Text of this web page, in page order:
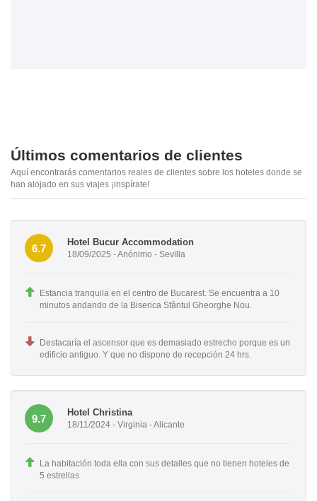
Últimos comentarios de clientes
Aquí encontrarás comentarios reales de clientes sobre los hoteles donde se
han alojado en sus viajes ¡inspírate!
6.7
Hotel Bucur Accommodation
18/09/2025 - Anónimo - Sevilla
Estancia tranquila en el centro de Bucarest. Se encuentra a 10
minutos andando de la Biserica Sfântul Gheorghe Nou.
Destacaría el ascensor que es demasiado estrecho porque es un
edificio antiguo. Y que no dispone de recepción 24 hrs.
9.7
Hotel Christina
18/11/2024 - Virginia - Alicante
La habitación toda ella con sus detalles que no tienen hoteles de
5 estrellas